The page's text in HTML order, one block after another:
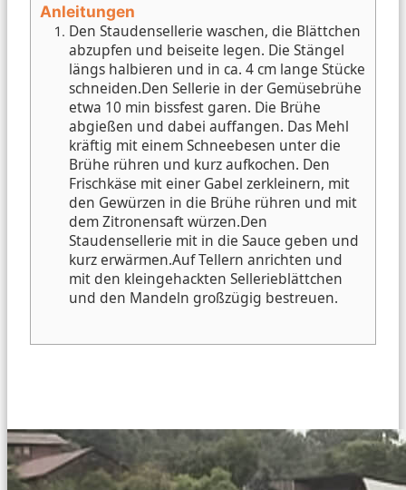
Anleitungen
Den Staudensellerie waschen, die Blättchen
abzupfen und beiseite legen. Die Stängel
längs halbieren und in ca. 4 cm lange Stücke
schneiden.Den Sellerie in der Gemüsebrühe
etwa 10 min bissfest garen. Die Brühe
abgießen und dabei auffangen. Das Mehl
kräftig mit einem Schneebesen unter die
Brühe rühren und kurz aufkochen. Den
Frischkäse mit einer Gabel zerkleinern, mit
den Gewürzen in die Brühe rühren und mit
dem Zitronensaft würzen.Den
Staudensellerie mit in die Sauce geben und
kurz erwärmen.Auf Tellern anrichten und
mit den kleingehackten Sellerieblättchen
und den Mandeln großzügig bestreuen.